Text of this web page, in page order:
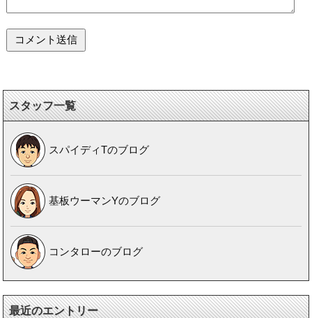
スタッフ一覧
スパイディTのブログ
基板ウーマンYのブログ
コンタローのブログ
最近のエントリー